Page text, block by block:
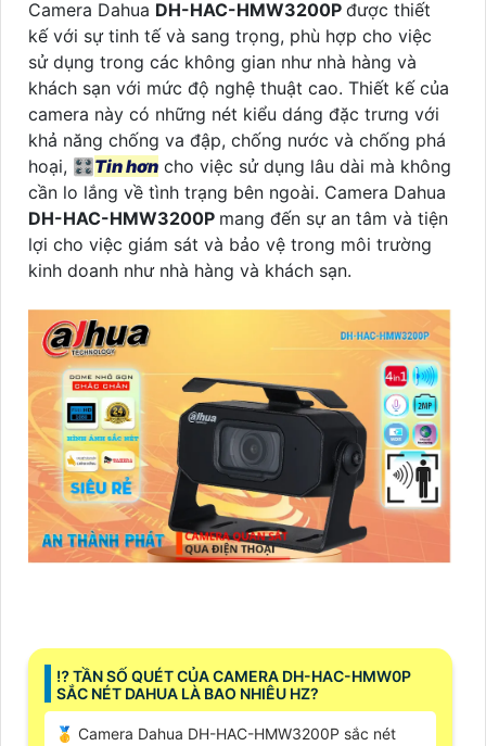
Camera Dahua DH-HAC-HMW3200P được thiết
kế với sự tinh tế và sang trọng, phù hợp cho việc
sử dụng trong các không gian như nhà hàng và
khách sạn với mức độ nghệ thuật cao. Thiết kế của
camera này có những nét kiểu dáng đặc trưng với
khả năng chống va đập, chống nước và chống phá
hoại, 🎛Tin hơn cho việc sử dụng lâu dài mà không
cần lo lắng về tình trạng bên ngoài. Camera Dahua
DH-HAC-HMW3200P mang đến sự an tâm và tiện
lợi cho việc giám sát và bảo vệ trong môi trường
kinh doanh như nhà hàng và khách sạn.
⁉️ TẦN SỐ QUÉT CỦA CAMERA DH-HAC-HMW0P
SẮC NÉT DAHUA LÀ BAO NHIÊU HZ?
🥇 Camera Dahua DH-HAC-HMW3200P sắc nét